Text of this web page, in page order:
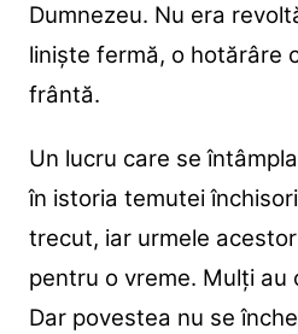
Dumnezeu. Nu era
liniște fermă, o hotărâre
frântă.
Un lucru care se
în istoria temutei
trecut, iar urmele
pentru o vreme. Mulți au
Dar povestea nu se